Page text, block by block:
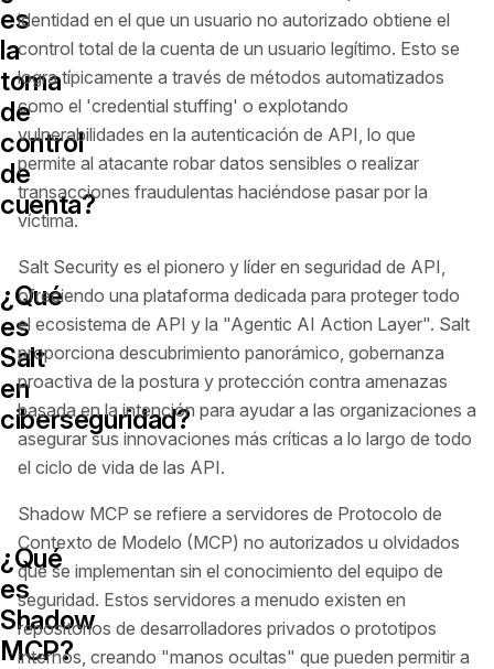
es
la
toma
de
control
de
cuenta?
identidad en el que un usuario no autorizado obtiene el
control total de la cuenta de un usuario legítimo. Esto se
logra típicamente a través de métodos automatizados
como el 'credential stuffing' o explotando
vulnerabilidades en la autenticación de API, lo que
permite al atacante robar datos sensibles o realizar
transacciones fraudulentas haciéndose pasar por la
víctima.
¿Qué
es
Salt
en
ciberseguridad?
Salt Security es el pionero y líder en seguridad de API,
ofreciendo una plataforma dedicada para proteger todo
el ecosistema de API y la "Agentic AI Action Layer". Salt
proporciona descubrimiento panorámico, gobernanza
proactiva de la postura y protección contra amenazas
basada en la intención para ayudar a las organizaciones a
asegurar sus innovaciones más críticas a lo largo de todo
el ciclo de vida de las API.
¿Qué
es
Shadow
MCP?
Shadow MCP se refiere a servidores de Protocolo de
Contexto de Modelo (MCP) no autorizados u olvidados
que se implementan sin el conocimiento del equipo de
seguridad. Estos servidores a menudo existen en
repositorios de desarrolladores privados o prototipos
internos, creando "manos ocultas" que pueden permitir a